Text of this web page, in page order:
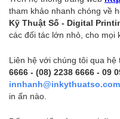
tham khảo nhanh chóng về
Kỹ Thuật Số - Digital
các đối tác lớn nhỏ, cho mọi
Liên hệ với chúng tôi qua hệ
6666 - (08) 2238 6666 - 09
innhanh@inkythuatso.com
in ấn nào.